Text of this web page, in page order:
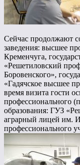
Сейчас продолжают
заведения: высшее
Кременчуга,
«Решетиловский
Боровенского»,
«Гадячское высшее
время визита гости
профессионального
образования: ГУЗ
аграрный лицей им.
профессионального